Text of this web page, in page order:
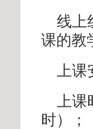
线上
课的教
上课
上课
时）；